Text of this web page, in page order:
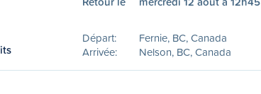
Départ:
Fernie, BC, Canada
Arrivée:
Nelson, BC, Canada